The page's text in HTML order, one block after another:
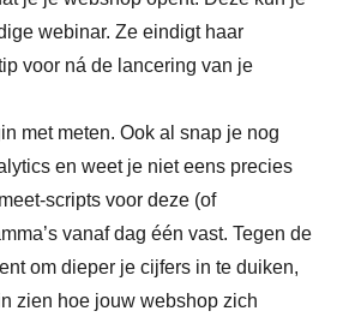
webinar. Ze eindigt haar
voor ná de lancering van je
met meten. Ook al snap je nog
en weet je niet eens precies
scripts voor deze (of
vanaf dag één vast. Tegen de
om dieper je cijfers in te duiken,
zien hoe jouw webshop zich